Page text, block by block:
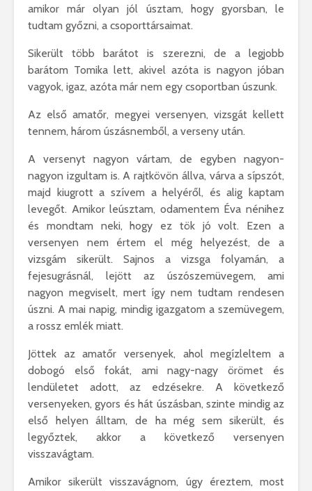
amikor már olyan jól úsztam, hogy gyorsban, le
tudtam győzni, a csoporttársaimat.
Sikerült több barátot is szerezni, de a legjobb
barátom Tomika lett, akivel azóta is nagyon jóban
vagyok, igaz, azóta már nem egy csoportban úszunk.
Az első amatőr, megyei versenyen, vizsgát kellett
tennem, három úszásnemből, a verseny után.
A versenyt nagyon vártam, de egyben nagyon-
nagyon izgultam is. A rajtkövön állva, várva a sípszót,
majd kiugrott a szívem a helyéről, és alig kaptam
levegőt. Amikor leúsztam, odamentem Éva nénihez
és mondtam neki, hogy ez tök jó volt. Ezen a
versenyen nem értem el még helyezést, de a
vizsgám sikerült. Sajnos a vizsga folyamán, a
fejesugrásnál, lejött az úszószemüvegem, ami
nagyon megviselt, mert így nem tudtam rendesen
úszni. A mai napig, mindig igazgatom a szemüvegem,
a rossz emlék miatt.
Jöttek az amatőr versenyek, ahol megízleltem a
dobogó első fokát, ami nagy-nagy örömet és
lendületet adott, az edzésekre. A következő
versenyeken, gyors és hát úszásban, szinte mindig az
első helyen álltam, de ha még sem sikerült, és
legyőztek, akkor a következő versenyen
visszavágtam.
Amikor sikerült visszavágnom, úgy éreztem, most